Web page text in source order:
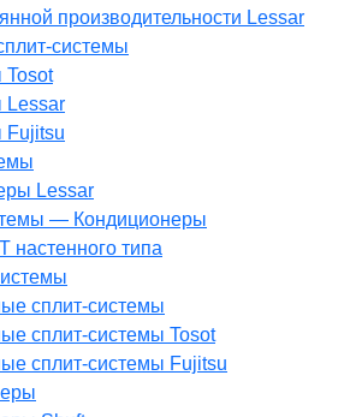
производительности Lessar
системы
Tosot
Lessar
Fujitsu
Lessar
— Кондиционеры
настенного типа
сплит-системы
сплит-системы Tosot
сплит-системы Fujitsu